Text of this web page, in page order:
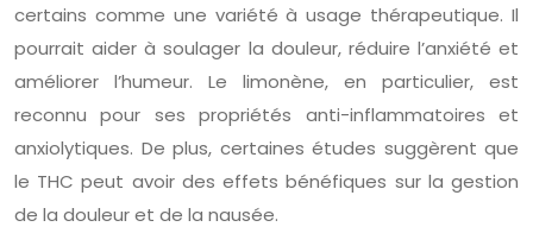
certains comme une variété à usage thérapeutique. Il
pourrait aider à soulager la douleur, réduire l’anxiété et
améliorer l’humeur. Le limonène, en particulier, est
reconnu pour ses propriétés anti-inflammatoires et
anxiolytiques. De plus, certaines études suggèrent que
le THC peut avoir des effets bénéfiques sur la gestion
de la douleur et de la nausée.